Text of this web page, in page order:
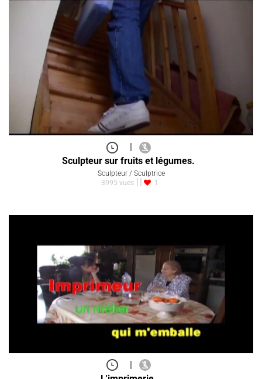
|
Sculpteur sur fruits et légumes.
Sculpteur / Sculptrice
3995 vues
1
|